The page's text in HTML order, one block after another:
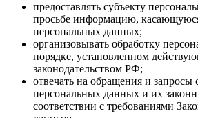
предоставлять субъекту
просьбе информацию,
персональных данных;
организовывать обработку
порядке, установленном
законодательством РФ;
отвечать на обращения и запросы
персональных данных и их
соответствии с требованиями